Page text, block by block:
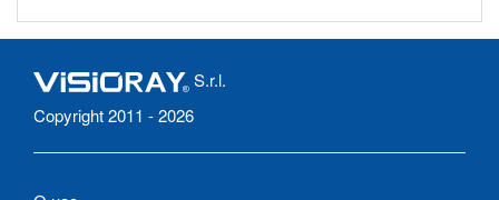
S.r.l.
Copyright 2011 - 2026